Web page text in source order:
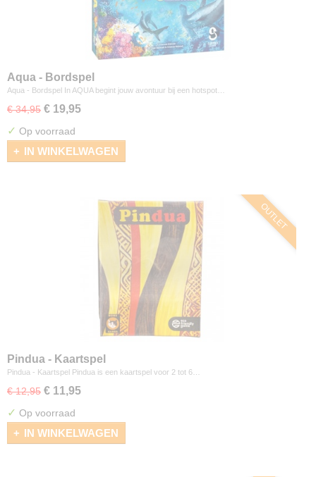
Aqua - Bordspel
Aqua - Bordspel In AQUA begint jouw avontuur bij een hotspot…
€ 34,95 € 19,95
✓ Op voorraad
IN WINKELWAGEN
OUTLET
Pindua - Kaartspel
Pindua - Kaartspel Pindua is een kaartspel voor 2 tot 6…
€ 12,95 € 11,95
✓ Op voorraad
IN WINKELWAGEN